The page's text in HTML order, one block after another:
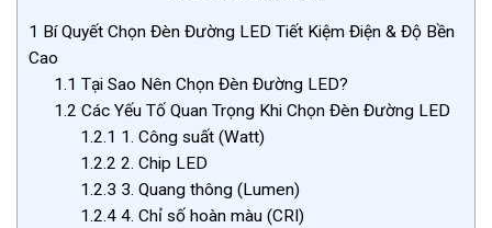
1 Bí Quyết Chọn Đèn Đường LED Tiết Kiệm Điện & Độ Bền
Cao
1.1 Tại Sao Nên Chọn Đèn Đường LED?
1.2 Các Yếu Tố Quan Trọng Khi Chọn Đèn Đường LED
1.2.1 1. Công suất (Watt)
1.2.2 2. Chip LED
1.2.3 3. Quang thông (Lumen)
1.2.44. Chỉ số hoàn màu (CRI)